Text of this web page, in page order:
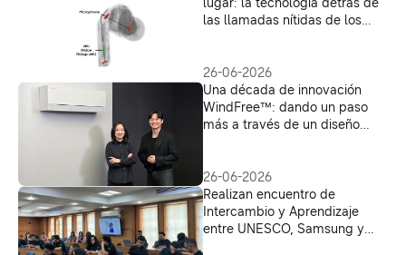
lugar: la tecnología detrás de
las llamadas nítidas de los
26-06-2026
Una década de innovación
WindFree™: dando un paso
más a través de un diseño
26-06-2026
Realizan encuentro de
Intercambio y Aprendizaje
entre UNESCO, Samsung y